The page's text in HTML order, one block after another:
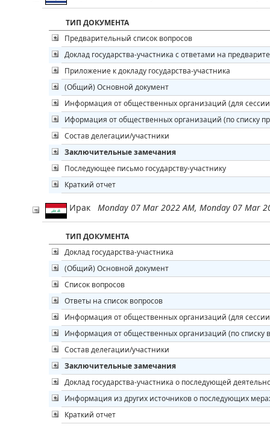
ТИП ДОКУМЕНТА
Предварительный список вопросов
Доклад государства-участника с ответами на
Приложение к докладу государства-участника
(Общий) Основной документ
Информация от общественных организаций (для
Иформация от общественных организаций (по списку
Состав делегации/участники
Заключительные замечания
Последующее письмо государству-участнику
Краткий отчет
Ирак Monday 07 Mar 2022 AM, Monday 07 Mar
ТИП ДОКУМЕНТА
Доклад государства-участника
(Общий) Основной документ
Список вопросов
Ответы на список вопросов
Информация от общественных организаций (для
Информация от общественных организаций (по списку
Состав делегации/участники
Заключительные замечания
Доклад государства-участника о последующей
Информация из других источников о последующих
Краткий отчет